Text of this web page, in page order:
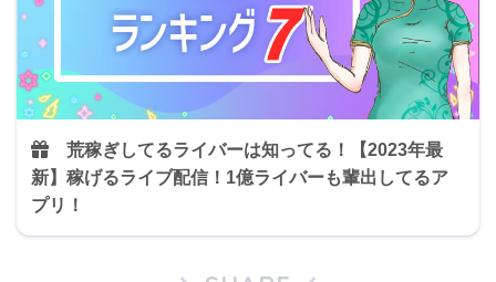
荒稼ぎしてるライバーは知ってる！
【2023年最
新】稼げるライブ配信！1億ライバーも輩出してるア
プリ！